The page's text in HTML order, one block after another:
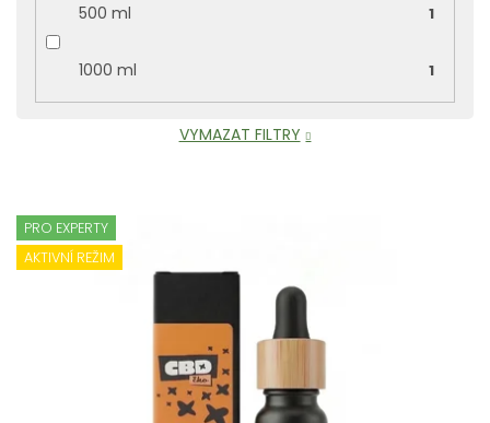
500 ml 1
1000 ml 1
VYMAZAT FILTRY
V
ý
p
PRO EXPERTY
AKTIVNÍ REŽIM